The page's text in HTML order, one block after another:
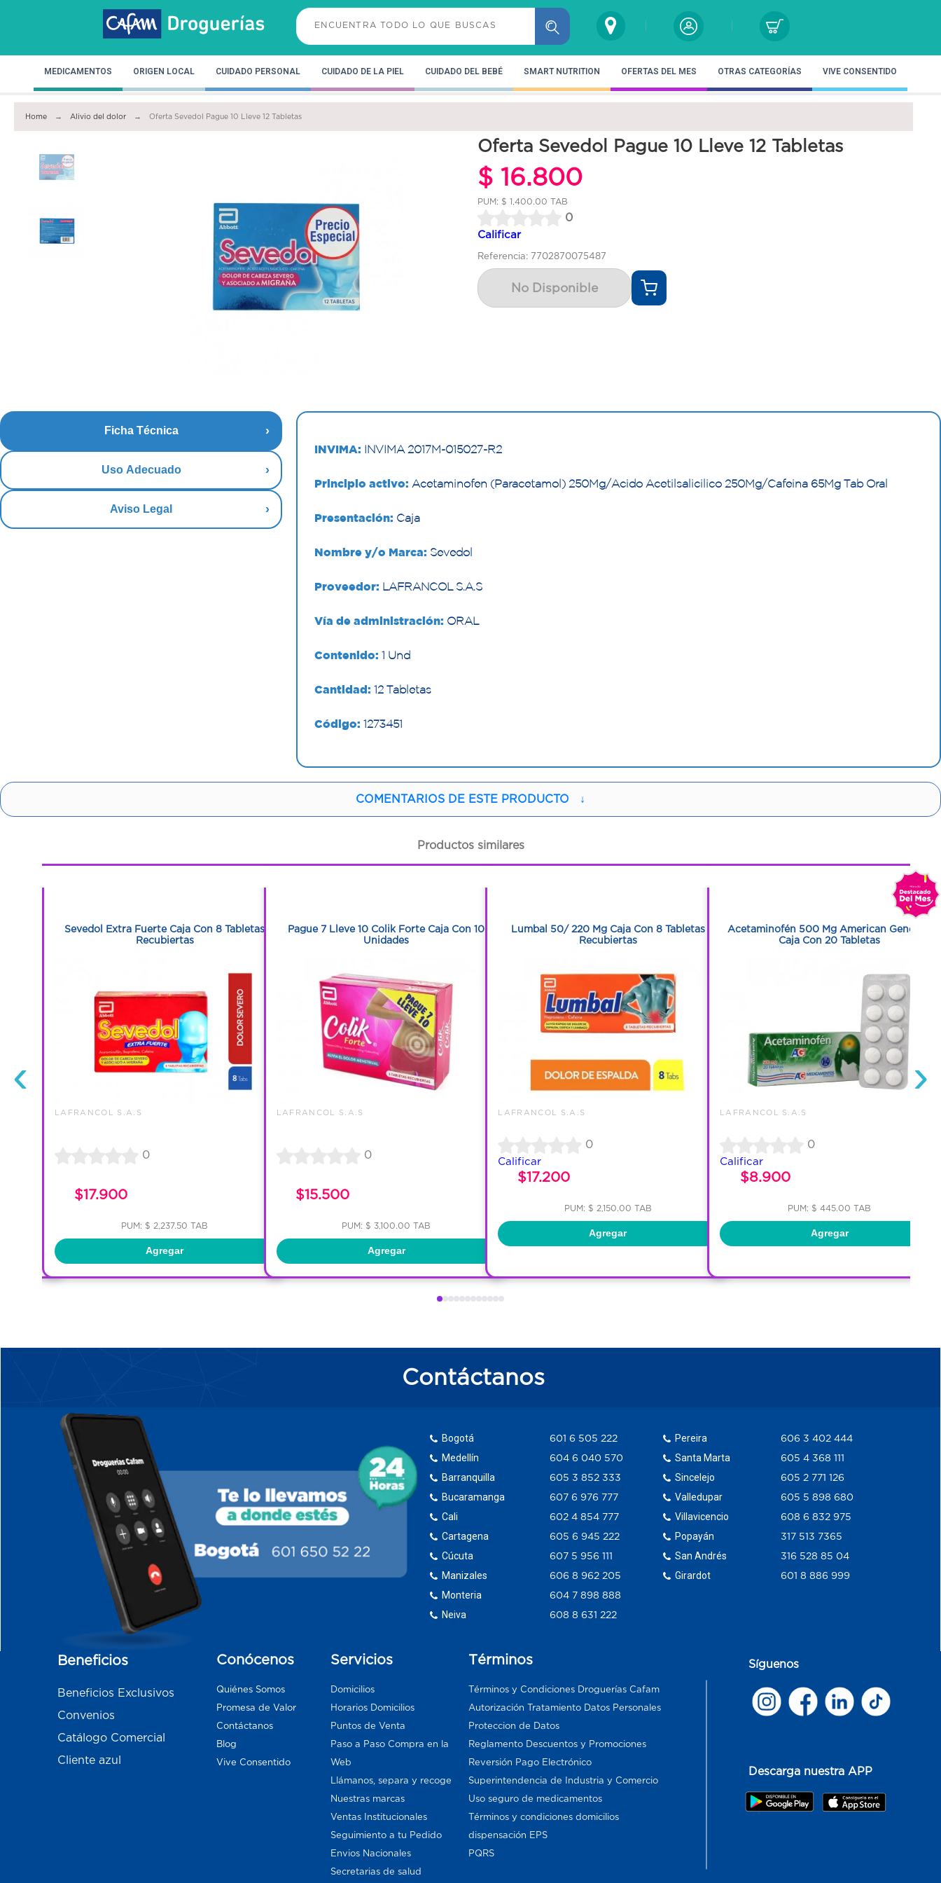
MEDICAMENTOS ORIGEN LOCAL CUIDADO PERSONAL CUIDADO DE LA PIEL CUIDADO DEL BEBÉ SMART NUTRITION OFERTAS DEL MES OTRAS CATEGORÍAS VIVE CONSENTIDO
Home Alivio del dolor Oferta Sevedol Pague 10 Lleve 12 Tabletas
Oferta Sevedol Pague 10 Lleve 12 Tabletas
$ 16.800
PUM: $ 1,400.00 TAB
0
Calificar
Referencia: 7702870075487
No Disponible
Ficha Técnica
Uso Adecuado
Aviso Legal
INVIMA: INVIMA 2017M-015027-R2
Principio activo: Acetaminofen (Paracetamol) 250Mg/Acido Acetilsalicilico 250Mg/Cafeina 65Mg Tab Oral
Presentación: Caja
Nombre y/o Marca: Sevedol
Proveedor: LAFRANCOL S.A.S
Vía de administración: ORAL
Contenido: 1 Und
Cantidad: 12 Tabletas
Código: 1273451
COMENTARIOS DE ESTE PRODUCTO ↓
Productos similares
‹
Sevedol Extra Fuerte Caja Con 8 Tabletas
Recubiertas
LAFRANCOL S.A.S
0
$17.900
PUM: $ 2,237.50 TAB
Agregar
Pague 7 Lleve 10 Colik Forte Caja Con 10
Unidades
LAFRANCOL S.A.S
0
$15.500
PUM: $ 3,100.00 TAB
Agregar
Lumbal 50/ 220 Mg Caja Con 8 Tabletas
Recubiertas
LAFRANCOL S.A.S
0
Calificar
$17.200
PUM: $ 2,150.00 TAB
Agregar
Acetaminofén 500 Mg American Generics
Caja Con 20 Tabletas
LAFRANCOL S.A.S
0
Calificar
$8.900
PUM: $ 445.00 TAB
Agregar
›
Contáctanos
Bogotá
Medellín
Barranquilla
Bucaramanga
Cali
Cartagena
Cúcuta
Manizales
Monteria
Neiva
601 6 505 222
604 6 040 570
605 3 852 333
607 6 976 777
602 4 854 777
605 6 945 222
607 5 956 111
606 8 962 205
604 7 898 888
608 8 631 222
Pereira
Santa Marta
Sincelejo
Valledupar
Villavicencio
Popayán
San Andrés
Girardot
606 3 402 444
605 4 368 111
605 2 771 126
605 5 898 680
608 6 832 975
317 513 7365
316 528 85 04
601 8 886 999
Beneficios
Beneficios Exclusivos
Convenios
Catálogo Comercial
Cliente azul
Conócenos
Quiénes Somos
Promesa de Valor
Contáctanos
Blog
Vive Consentido
Servicios
Domicilios
Horarios Domicilios
Puntos de Venta
Paso a Paso Compra en la
Web
Llámanos, separa y recoge
Nuestras marcas
Ventas Institucionales
Seguimiento a tu Pedido
Envios Nacionales
Secretarias de salud
Términos
Términos y Condiciones Droguerías Cafam
Autorización Tratamiento Datos Personales
Proteccion de Datos
Reglamento Descuentos y Promociones
Reversión Pago Electrónico
Superintendencia de Industria y Comercio
Uso seguro de medicamentos
Términos y condiciones domicilios
dispensación EPS
PQRS
Síguenos
Descarga nuestra APP